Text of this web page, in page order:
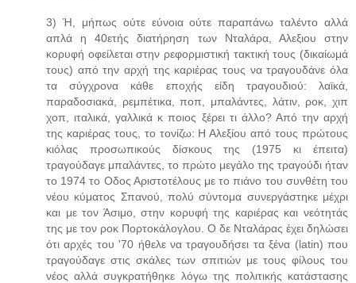
3) Ή, μήπως ούτε εύνοια ούτε παραπάνω ταλέντο αλλά
απλά η 40ετής διατήρηση των Νταλάρα, Αλεξιου στην
κορυφή οφείλεται στην ρεφορμιστική τακτική τους (δικαίωμά
τους) από την αρχή της καριέρας τους να τραγουδάνε όλα
τα σύγχρονα κάθε εποχής είδη τραγουδιού: λαϊκά,
παραδοσιακά, ρεμπέτικα, ποπ, μπαλάντες, λάτιν, ροκ, χιπ
χοπ, ιταλικά, γαλλικά κ ποιος ξέρει τι άλλο? Από την αρχή
της καριέρας τους, το τονίζω: Η Αλεξίου από τους πρώτους
κιόλας προσωπικούς δίσκους της (1975 κι έπειτα)
τραγούδαγε μπαλάντες, το πρώτο μεγάλο της τραγούδι ήταν
το 1974 το Οδος Αριστοτέλους με το πιάνο του συνθέτη του
νέου κύματος Σπανού, πολύ σύντομα συνεργάστηκε μέχρι
και με τον Άσιμο, στην κορυφή της καριέρας και νεότητάς
της με τον ροκ Πορτοκάλογλου. Ο δε Νταλάρας έχει δηλώσει
ότι αρχές του '70 ήθελε να τραγουδήσει τα ξένα (latin) που
τραγούδαγε στις σκάλες των σπιτιών με τους φίλους του
νέος αλλά συγκρατήθηκε λόγω της πολιτικής κατάστασης